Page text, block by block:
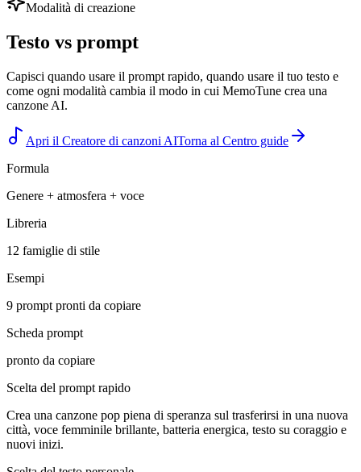
Modalità di creazione
Testo vs prompt
Capisci quando usare il prompt rapido, quando usare il tuo testo e
come ogni modalità cambia il modo in cui MemoTune crea una
canzone AI.
Apri il Creatore di canzoni AITorna al Centro guide
Formula
Genere + atmosfera + voce
Libreria
12 famiglie di stile
Esempi
9 prompt pronti da copiare
Scheda prompt
pronto da copiare
Scelta del prompt rapido
Crea una canzone pop piena di speranza sul trasferirsi in una nuova
città, voce femminile brillante, batteria energica, testo su coraggio e
nuovi inizi.